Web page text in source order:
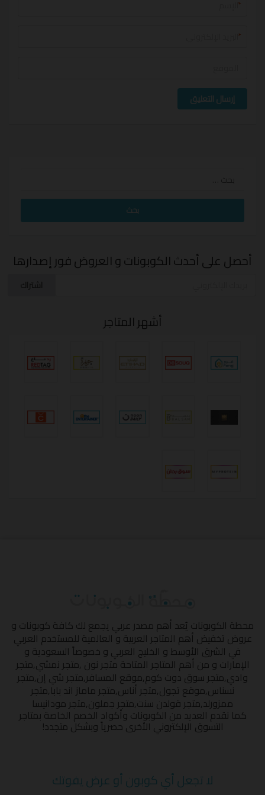
*
*
إرسال التعليق
أحصل على أحدث الكوبونات و العروض فور إصدارها
أشهر المتاجر
محطة الكوبونات يُعد أهم مصدر عربي يجمع لك كافة كوبونات و
عروض تخفيض أهم المتاجر العربية و العالمية للمستخدم العربي
في الشرق الأوسط و الخليج العربي و خصوصاً السعودية و
الإمارات و من أهم المتاجر المتاحة متجر نون ,متجر نمشي,متجر
وادي,متجر سوق دوت كوم,موقع المسافر,متجر شي إن,متجر
نسناس,موقع تجول,متجر أناس,متجر ماماز اند بابا,متجر
ممزورلد,متجر قولدن سنت,متجر جملون,متجر مودانيسا
كما نقدم العديد من الكوبونات وأكواد الخصم الخاصة بمتاجر
التسوق الإلكتروني الأخرى حصرياً وبشكل متجدد!
لا تجعل أي كوبون أو عرض يفوتك